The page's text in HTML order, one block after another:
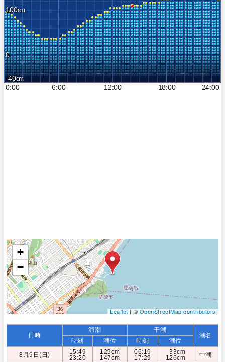
100
0
-40
0:00
6:00 12:00 18:00 24:00
+
−
Leaflet| ©OpenStreetMap contributors
日時
満潮 干潮
潮名
時刻 潮位 時刻
潮位
8月9日(日)
15:49
23:20
129cm
147cm
06:19
17:29
33cm
126cm
中潮